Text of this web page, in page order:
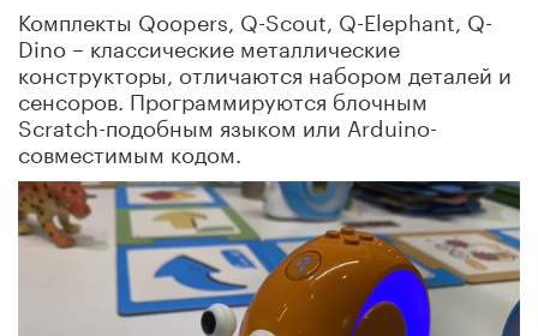
Комплекты Qoopers, Q-Scout, Q-Elephant, Q-
Dino – классические металлические
конструкторы, отличаются набором деталей и
сенсоров. Программируются блочным
Scratch-подобным языком или Arduino-
совместимым кодом.